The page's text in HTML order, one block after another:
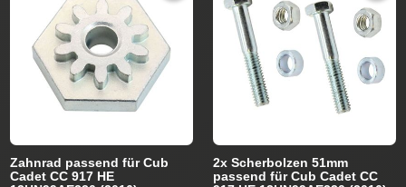
Zahnrad passend für Cub
Cadet CC 917 HE
2x Scherbolzen 51mm
passend für Cub Cadet CC